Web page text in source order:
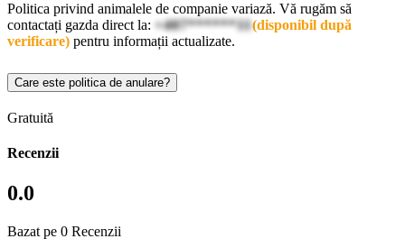
Politica privind animalele de companie variază. Vă rugăm să
contactați gazda direct la: +407******11(disponibil după
verificare) pentru informații actualizate.
Care este politica de anulare?
Gratuită
Recenzii
0.0
Bazat pe 0 Recenzii